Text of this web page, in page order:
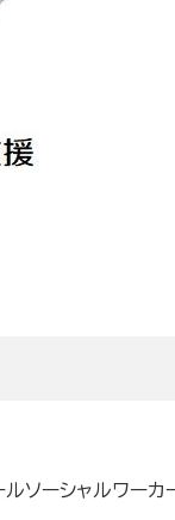
ルソーシャルワー